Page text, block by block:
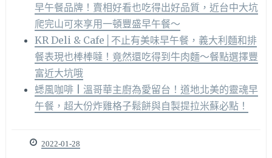
早午餐品牌！賣相好看也吃得出好品質，近台中大坑
爬完山可來享用一頓豐盛早午餐～
KR Deli & Cafe│不止有美味早午餐，義大利麵和排
餐表現也棒棒噠！竟然還吃得到牛肉麵～餐點選擇豐
富近大坑哦
蟋風咖啡 | 溫哥華主廚為愛留台！道地北美的靈魂早
午餐，超大份炸雞格子鬆餅與自製提拉米蘇必點！
2022-01-28